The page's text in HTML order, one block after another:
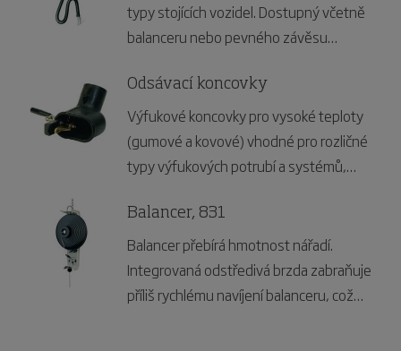
typy stojících vozidel. Dostupný včetně
balanceru nebo pevného závěsu
Odsávací koncovky
Výfukové koncovky pro vysoké teploty
(gumové a kovové) vhodné pro rozličné
typy výfukových potrubí a systémů,
standard EURO 6.
Balancer, 831
Balancer přebírá hmotnost nářadí.
Integrovaná odstředivá brzda zabraňuje
příliš rychlému navíjení balanceru, což